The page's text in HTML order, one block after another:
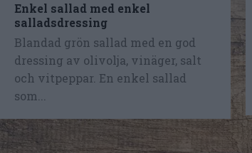
Enkel sallad med enkel
salladsdressing
Blandad grön sallad med en god
dressing av olivolja, vinäger, salt
och vitpeppar. En enkel sallad
som...